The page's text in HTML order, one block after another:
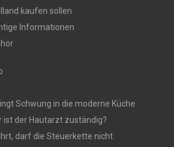
kaufen sollen
Informationen
Schwung in die moderne Küche
ist der Hautarzt zuständig?
darf die Steuerkette nicht